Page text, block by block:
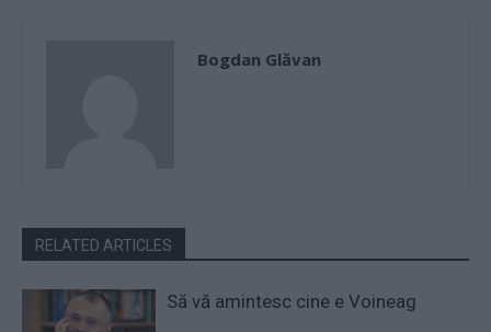
Bogdan Glăvan
RELATED ARTICLES
Să vă amintesc cine e Voineag